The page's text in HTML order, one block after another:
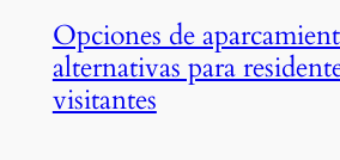
Opciones de
alternativas para
visitantes